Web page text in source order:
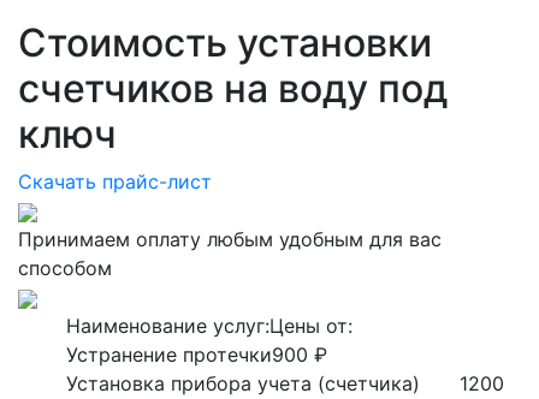
Стоимость установки
счетчиков на воду под
ключ
Скачать прайс-лист
Принимаем оплату любым удобным для вас
способом
Наименование услуг:Цены от:
Устранение протечки900 ₽
Установка прибора учета (счетчика)
1200